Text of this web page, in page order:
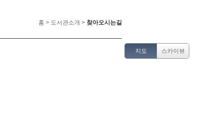
홈 > 도서관소개 > 찾아오시는길
지도 스카이뷰